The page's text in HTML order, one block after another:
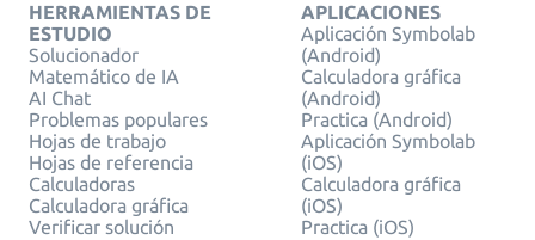
HERRAMIENTAS DE
ESTUDIO
Solucionador
Matemático de IA
AI Chat
Problemas populares
Hojas de trabajo
Hojas de referencia
Calculadoras
Calculadora gráfica
Verificar solución
APLICACIONES
Aplicación Symbolab
(Android)
Calculadora gráfica
(Android)
Practica (Android)
Aplicación Symbolab
(iOS)
Calculadora gráfica
(iOS)
Practica (iOS)